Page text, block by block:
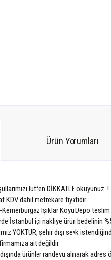
Ürün Yorumları
lütfen DİKKATLE okuyunuz..!
KDV dahil metrekare fiyatıdır.
Işıklar Köyü Depo
İstanbul içi nakliye ürün bedelinin
YOKTUR, şehir dışı sevk
ait değildir.
ürünler randevu alınarak